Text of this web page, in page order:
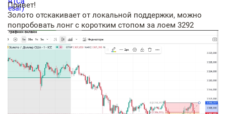
Привет!
Золото отскакивает от локальной поддержки, можно
попробовать лонг с коротким стопом за лоем 3292